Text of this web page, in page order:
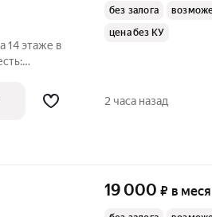
14 этаже в
- 1
без залога
цена без КУ
2 часа назад
19 000 ₽ в